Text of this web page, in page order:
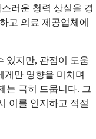
러운 청력 상실을 경
고 의료 제공업체에
있지만, 관점이 도움
게만 영향을 미치며
는 극히 드뭅니다. 그
이를 인지하고 적절